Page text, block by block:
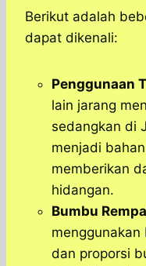
Berikut adalah
dapat dikenali:
Penggunaan
lain jarang
sedangkan di
menjadi
memberikan
hidangan.
Bumbu
dan proporsi